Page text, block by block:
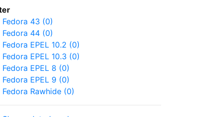
Fedora 43 (0)
Fedora 44 (0)
Fedora EPEL 10.2 (0)
Fedora EPEL 10.3 (0)
Fedora EPEL 8 (0)
Fedora EPEL 9 (0)
Fedora Rawhide (0)